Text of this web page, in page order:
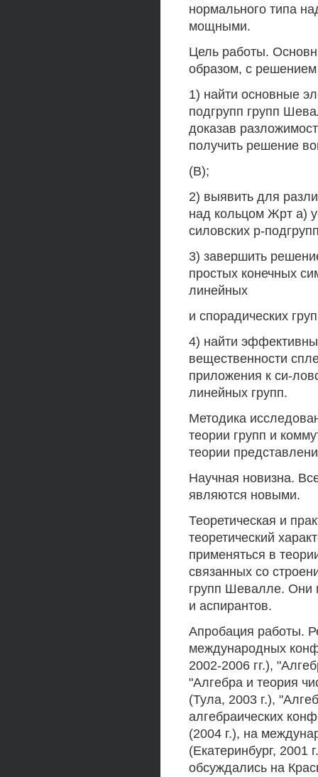
нормального типа
мощными.
Цель работы.
образом, с
1) найти основные
подгрупп групп
доказав
получить решение
(В);
2) выявить для
над кольцом Жрт а)
силовских р-
3) завершить
простых конечных
линейных
и спорадических
4) найти
вещественности
приложения к си-
линейных групп.
Методика
теории групп и
теории
Научная новизна.
являются новыми.
Теоретическая и
теоретический
применяться в
связанных со
групп Шевалле. Они
и аспирантов.
Апробация работы.
международных
2002-2006 гг.),
"Алгебра и теория
(Тула, 2003 г.),
алгебраических
(2004 г.), на
(Екатеринбург, 2001
обсуждались на